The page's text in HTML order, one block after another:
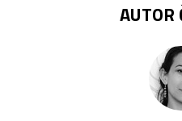
AUTOR